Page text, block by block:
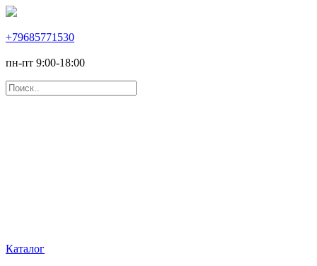
+79685771530
пн-пт 9:00-18:00
Каталог